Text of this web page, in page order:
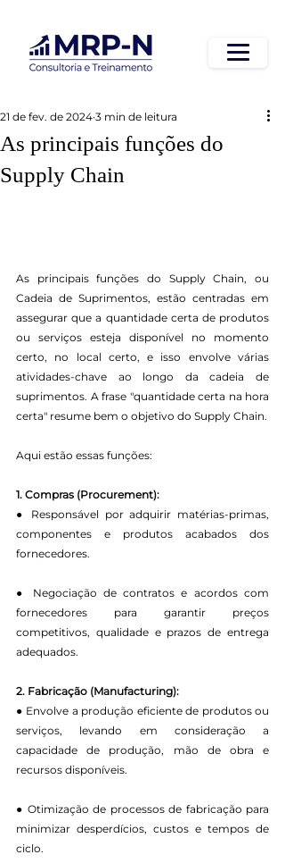
As principais funções do
Supply Chain
21 de fev. de 2024 3 min de leitura
As principais funções do Supply Chain, ou
Cadeia de Suprimentos, estão centradas em
assegurar que a quantidade certa de produtos
ou serviços esteja disponível no momento
certo, no local certo, e isso envolve várias
atividades-chave ao longo da cadeia de
suprimentos. A frase "quantidade certa na hora
certa" resume bem o objetivo do Supply Chain.
Aqui estão essas funções:
1. Compras (Procurement):
● Responsável por adquirir matérias-primas,
componentes e produtos acabados dos
fornecedores.
● Negociação de contratos e acordos com
fornecedores para garantir preços
competitivos, qualidade e prazos de entrega
adequados.
2. Fabricação (Manufacturing):
● Envolve a produção eficiente de produtos ou
serviços, levando em consideração a
capacidade de produção, mão de obra e
recursos disponíveis.
● Otimização de processos de fabricação para
minimizar desperdícios, custos e tempos de
ciclo.